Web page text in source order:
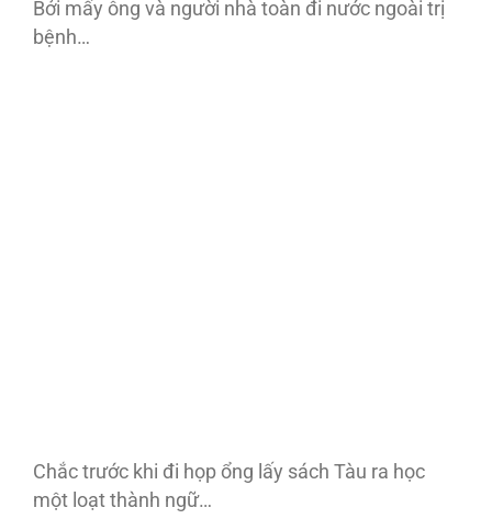
Bởi mấy ông và người nhà toàn đi nước ngoài trị
bệnh…
Chắc trước khi đi họp ổng lấy sách Tàu ra học
một loạt thành ngữ…